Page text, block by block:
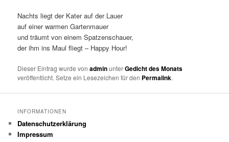
Nachts liegt der Kater auf der Lauer
auf einer warmen Gartenmauer
und träumt von einem Spatzenschauer,
der ihm ins Maul fliegt – Happy Hour!
Dieser Eintrag wurde vonadminunterGedicht des Monats
veröffentlicht. Setze ein Lesezeichen für den Permalink.
INFORMATIONEN
Datenschutzerklärung
Impressum